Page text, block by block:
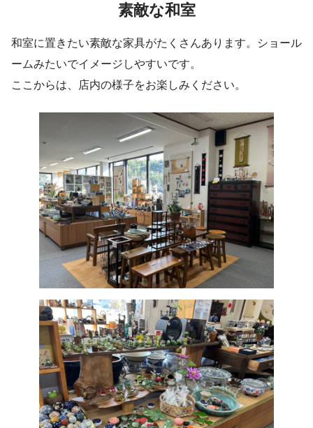
素敵な和室
和室に置きたい素敵な家具がたくさんあります。ショール
ームみたいでイメージしやすいです。
ここからは、店内の様子をお楽しみください。